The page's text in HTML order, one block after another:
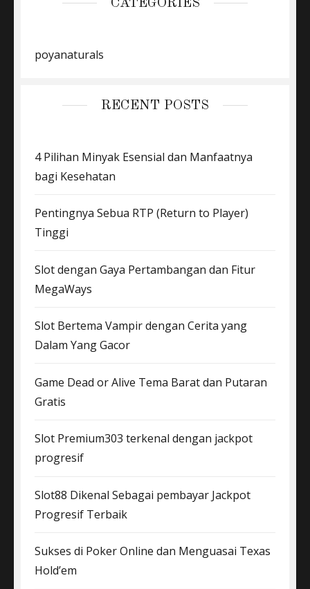
CATEGORIES
poyanaturals
RECENT POSTS
4 Pilihan Minyak Esensial dan Manfaatnya
bagi Kesehatan
Pentingnya Sebua RTP (Return to Player)
Tinggi
Slot dengan Gaya Pertambangan dan Fitur
MegaWays
Slot Bertema Vampir dengan Cerita yang
Dalam Yang Gacor
Game Dead or Alive Tema Barat dan Putaran
Gratis
Slot Premium303 terkenal dengan jackpot
progresif
Slot88 Dikenal Sebagai pembayar Jackpot
Progresif Terbaik
Sukses di Poker Online dan Menguasai Texas
Hold’em